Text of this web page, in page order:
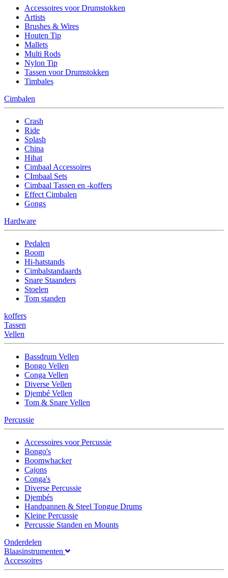
Accessoires voor Drumstokken
Artists
Brushes & Wires
Houten Tip
Mallets
Multi Rods
Nylon Tip
Tassen voor Drumstokken
Timbales
Cimbalen
Crash
Ride
Splash
China
Hihat
Cimbaal Accessoires
CImbaal Sets
Cimbaal Tassen en -koffers
Effect Cimbalen
Gongs
Hardware
Pedalen
Boom
Hi-hatstands
Cimbalstandaards
Snare Staanders
Stoelen
Tom standen
koffers
Tassen
Vellen
Bassdrum Vellen
Bongo Vellen
Conga Vellen
Diverse Vellen
Djembé Vellen
Tom & Snare Vellen
Percussie
Accessoires voor Percussie
Bongo's
Boomwhacker
Cajons
Conga's
Diverse Percussie
Djembés
Handpannen & Steel Tongue Drums
Kleine Percussie
Percussie Standen en Mounts
Onderdelen
Blaasinstrumenten
Accessoires